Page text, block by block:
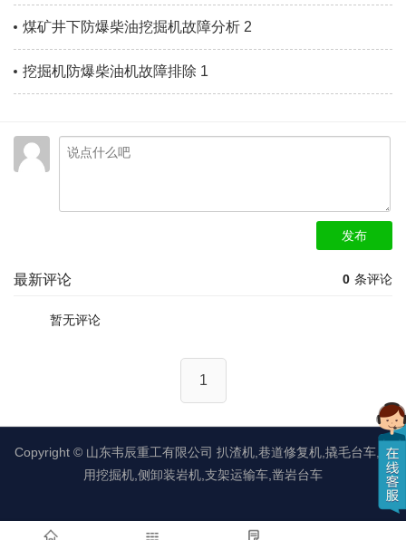
煤矿井下防爆柴油挖掘机故障分析 2
挖掘机防爆柴油机故障排除 1
发布
0 条评论
最新评论
暂无评论
1
Copyright © 山东韦辰重工有限公司 扒渣机,巷道修复机,撬毛台车,矿
用挖掘机,侧卸装岩机,支架运输车,凿岩台车